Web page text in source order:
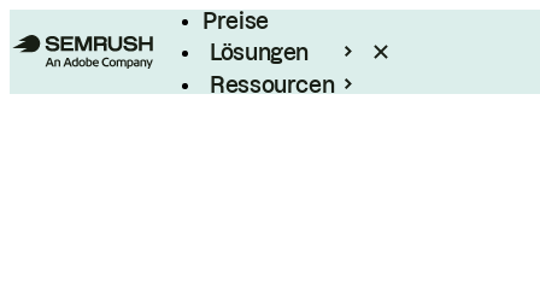
Preise
Lösungen
Ressourcen